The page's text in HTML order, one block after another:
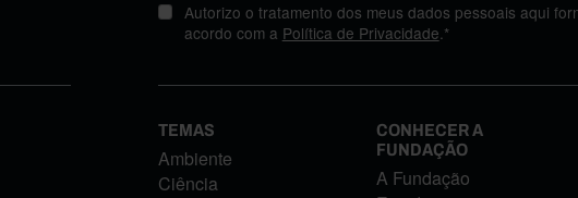
Autorizo o tratamento dos meus dados pessoais aqui
acordo com a Política de Privacidade.*
TEMAS
Ambiente
Ciência
CONHECER A
FUNDAÇÃO
A Fundação